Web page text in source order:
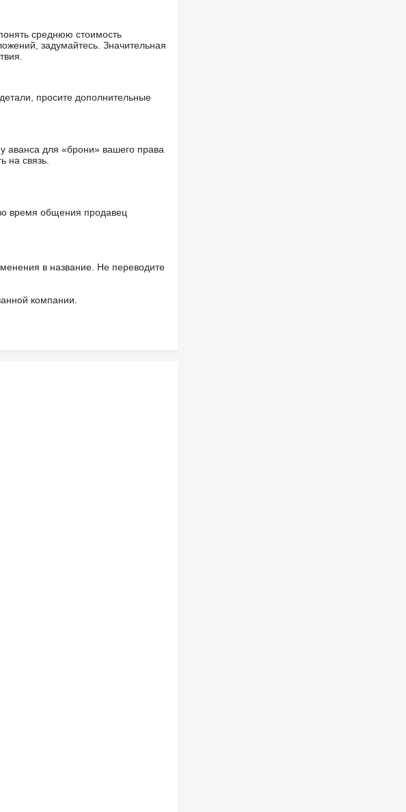
среднюю стоимость
задумайтесь. Значительная
просите дополнительные
аванса для «брони» вашего права
на связь.
время общения продавец
в название. Не переводите
компании.